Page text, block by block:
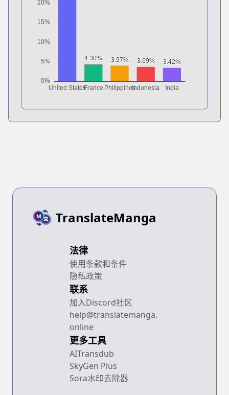
TranslateManga
法律
使用条款和条件
隐私政策
联系
加入Discord社区
help@translatemanga.
online
更多工具
AITransdub
SkyGen Plus
Sora水印去除器